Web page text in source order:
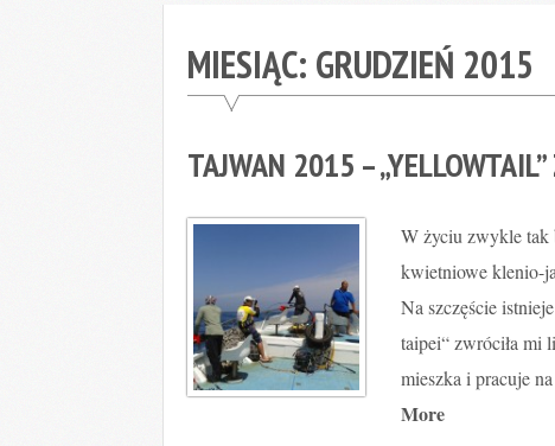
MIESIĄC: GRUDZIEŃ 2015
TAJWAN 2015 –
W życiu zwykle tak
kwietniowe klenio-
Na szczęście
taipei“ zwróciła mi
mieszka i pracuje
More